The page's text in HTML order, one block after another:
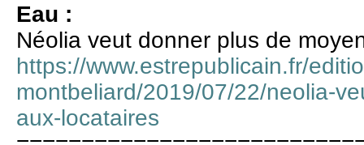
Eau :
Néolia veut donner plus de
https://www.estrepublicain.fr/
montbeliard/2019/07/22/neolia-
aux-locataires